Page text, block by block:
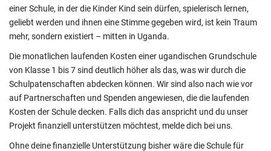
einer Schule, in der die Kinder Kind sein dürfen, spielerisch lernen,
geliebt werden und ihnen eine Stimme gegeben wird, ist kein Traum
mehr, sondern existiert – mitten in Uganda.
Die monatlichen laufenden Kosten einer ugandischen Grundschule
von Klasse 1 bis 7 sind deutlich höher als das, was wir durch die
Schulpatenschaften abdecken können. Wir sind also nach wie vor
auf Partnerschaften und Spenden angewiesen, die die laufenden
Kosten der Schule decken. Falls dich das anspricht und du unser
Projekt finanziell unterstützen möchtest, melde dich bei uns.
Ohne deine finanzielle Unterstützung bisher wäre die Schule für